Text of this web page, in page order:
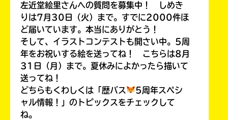
みんなの絵が
見られる
左近堂絵里さんへの質問を募集中！ しめき
りは7月30日（火）まで。すでに2000件ほ
ど届いています。本当にありがとう！
そして、イラストコンテストも開さい中。5周
年をお祝いする絵を送ってね！ こちらは8月
31日（月）まで。夏休みによかったら描いて
送ってね！
どちらもくわしくは「歴バス
5周年スペシ
ャル情報！」のトピックスをチェックして
ね。